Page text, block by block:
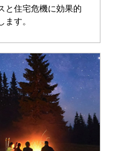
と住宅危機に効果的
す。